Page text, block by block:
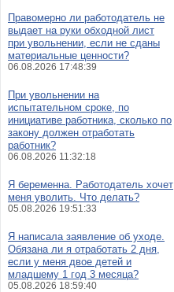
Правомерно ли работодатель не
выдает на руки обходной лист
при увольнении, если не сданы
материальные ценности?
06.08.2026 17:48:39
При увольнении на
испытательном сроке, по
инициативе работника, сколько по
закону должен отработать
работник?
06.08.2026 11:32:18
Я беременна. Работодатель хочет
меня уволить. Что делать?
05.08.2026 19:51:33
Я написала заявление об уходе.
Обязана ли я отработать 2 дня,
если у меня двое детей и
младшему 1 год 3 месяца?
05.08.2026 18:59:40